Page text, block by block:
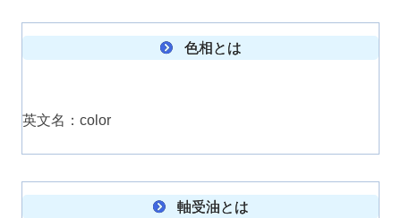
色相とは
英文名：color
軸受油とは